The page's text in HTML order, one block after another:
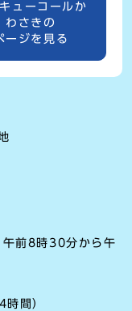
ューコールか
わさきの
ージを見る
前8時30分から午
時間）